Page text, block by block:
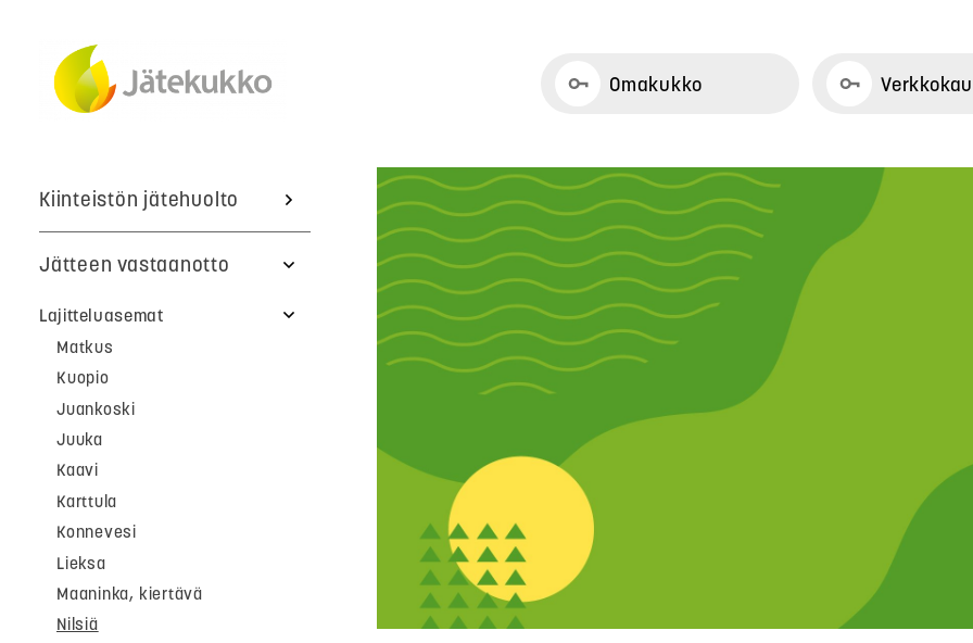
Omakukko
Kiinteistön jätehuolto
Jätteen vastaanotto
Lajitteluasemat
Matkus
Kuopio
Juankoski
Juuka
Kaavi
Karttula
Konnevesi
Lieksa
Maaninka, kiertävä
Nilsiä